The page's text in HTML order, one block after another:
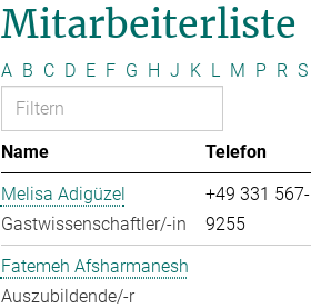
Mitarbeiterliste
A B C D E F G H J K L M P R S
Name Telefon
Melisa Adigüzel
Gastwissenschaftler/-in
+49 331 567-
9255
Fatemeh Afsharmanesh
Auszubildende/-r